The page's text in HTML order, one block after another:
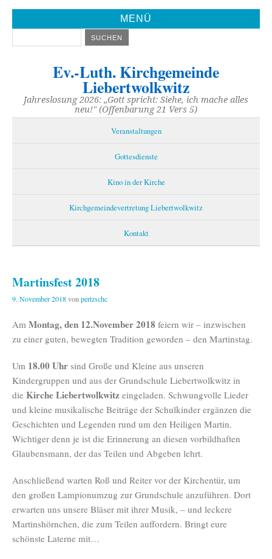
MENÜ
Ev.-Luth. Kirchgemeinde
Liebertwolkwitz
Jahreslosung 2026: „Gott spricht: Siehe, ich mache alles
neu!" (Offenbarung 21 Vers 5)
Veranstaltungen
Gottesdienste
Kino in der Kirche
Kirchgemeindevertretung Liebertwolkwitz
Kontakt
Martinsfest 2018
9. November 2018von pertzschc
Am Montag, den 12.November 2018 feiern wir – inzwischen
zu einer guten, bewegten Tradition geworden – den Martinstag.
Um 18.00 Uhr sind Große und Kleine aus unseren
Kindergruppen und aus der Grundschule Liebertwolkwitz in
die Kirche Liebertwolkwitz eingeladen. Schwungvolle Lieder
und kleine musikalische Beiträge der Schulkinder ergänzen die
Geschichten und Legenden rund um den Heiligen Martin.
Wichtiger denn je ist die Erinnerung an diesen vorbildhaften
Glaubensmann, der das Teilen und Abgeben lehrt.
Anschließend warten Roß und Reiter vor der Kirchentür, um
den großen Lampionumzug zur Grundschule anzuführen. Dort
erwarten uns unsere Bläser mit ihrer Musik, – und leckere
Martinshörnchen, die zum Teilen auffordern. Bringt eure
schönste Laterne mit…